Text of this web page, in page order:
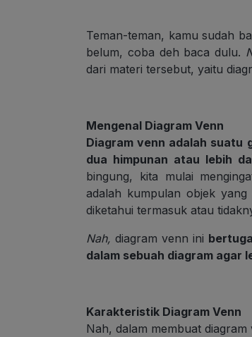
Teman-teman, kamu sudah
belum, coba deh baca dulu.
dari materi tersebut, yaitu
Mengenal Diagram Venn
Diagram venn adalah suatu
dua himpunan atau lebih
bingung, kita mulai
adalah kumpulan objek
diketahui termasuk atau
Nah, diagram venn ini
dalam sebuah diagram agar
Karakteristik Diagram Venn
Nah, dalam membuat